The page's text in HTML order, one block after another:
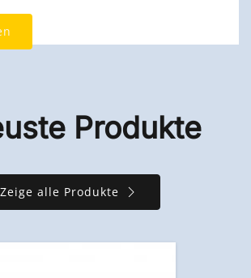
Produkte
Zeige alle Produkte